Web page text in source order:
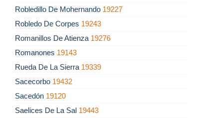
Robledillo De Mohernando 19227
Robledo De Corpes 19243
Romanillos De Atienza 19276
Romanones 19143
Rueda De La Sierra 19339
Sacecorbo 19432
Sacedón 19120
Saelices De La Sal 19443